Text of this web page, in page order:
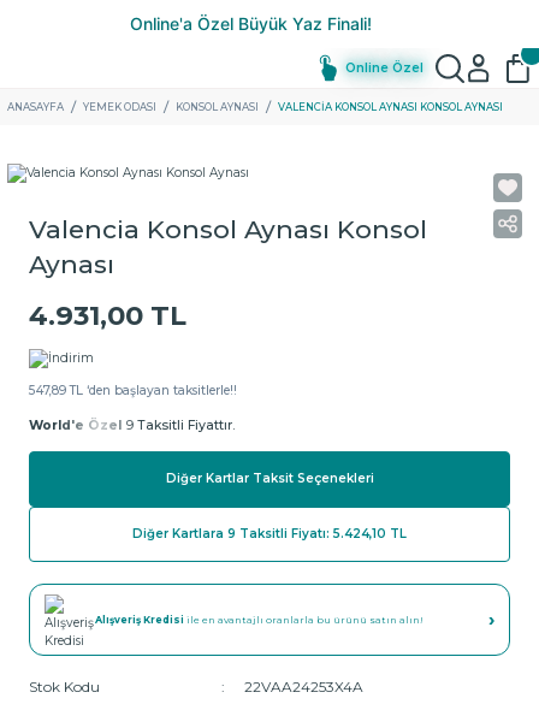
Online Özel
ANASAYFA YEMEK ODASI KONSOL AYNASI VALENCIA KONSOL AYNASI KONSOL AYNASI
Valencia Konsol Aynası Konsol
Aynası
4.931,00 TL
547,89 TL ‘den başlayan taksitlerle!!
World'e Özel 9 Taksitli Fiyattır.
Diğer Kartlar Taksit Seçenekleri
Diğer Kartlara 9 Taksitli Fiyatı: 5.424,10 TL
Alışveriş Kredisi ile en avantajlı oranlarla bu ürünü satın alın! ›
Stok Kodu 22VAA24253X4A